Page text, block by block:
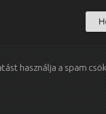
használja a spam